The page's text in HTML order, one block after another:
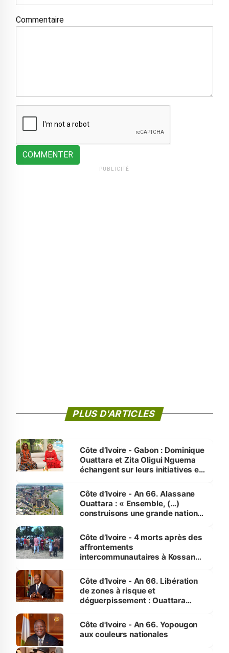
Commentaire
COMMENTER
PUBLICITÉ
PLUS D'ARTICLES
Côte d’Ivoire - Gabon : Dominique
Ouattara et Zita Oligui Nguema
échangent sur leurs initiatives en
enfants
Côte d’Ivoire - An 66. Alassane
Ouattara : « Ensemble, (…)
construisons une grande nation
générations futures »
Côte d’Ivoire - 4 morts après des
affrontements
intercommunautaires à Kossandji
milieu des sinistrés
Côte d’Ivoire - An 66. Libération
de zones à risque et
déguerpissement : Ouattara
l'Etat de droit pour préserver les
vies humaines »
Côte d'Ivoire - An 66. Yopougon
aux couleurs nationales